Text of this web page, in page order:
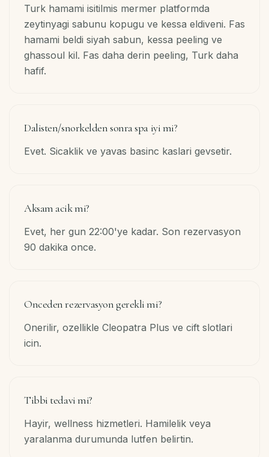
Turk hamami isitilmis mermer platformda
zeytinyagi sabunu kopugu ve kessa eldiveni. Fas
hamami beldi siyah sabun, kessa peeling ve
ghassoul kil. Fas daha derin peeling, Turk daha
hafif.
Dalisten/snorkelden sonra spa iyi mi?
Evet. Sicaklik ve yavas basinc kaslari gevsetir.
Aksam acik mi?
Evet, her gun 22:00'ye kadar. Son rezervasyon
90 dakika once.
Onceden rezervasyon gerekli mi?
Onerilir, ozellikle Cleopatra Plus ve cift slotlari
icin.
Tibbi tedavi mi?
Hayir, wellness hizmetleri. Hamilelik veya
yaralanma durumunda lutfen belirtin.